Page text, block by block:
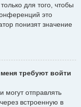
для того, чтобы
это
понизят значение
требуют войти
могут отправлять
встроенную в